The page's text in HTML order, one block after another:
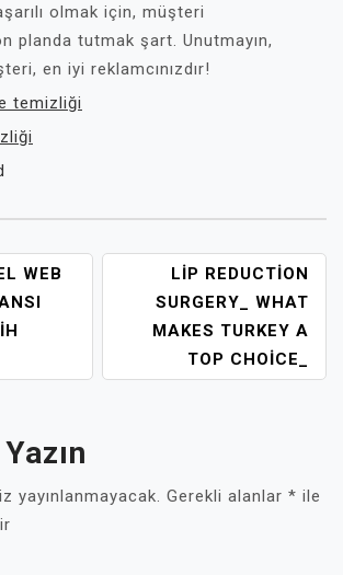
olmak için, müşteri
planda tutmak şart. Unutmayın,
en iyi reklamcınızdır!
temizliği
WEB
LIP REDUCTION
SURGERY_ WHAT
MAKES TURKEY A
TOP CHOICE_
yayınlanmayacak. Gerekli alanlar * ile